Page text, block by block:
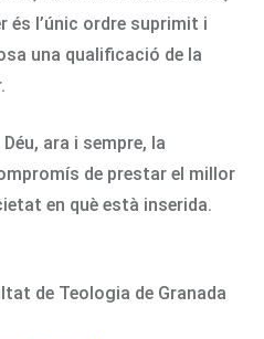
és l’únic ordre suprimit i
una qualificació de la
ara i sempre, la
de prestar el millor
en què està inserida.
de Teologia de Granada